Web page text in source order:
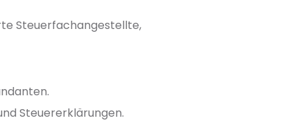
Steuerfachangestellte,
Steuererklärungen.